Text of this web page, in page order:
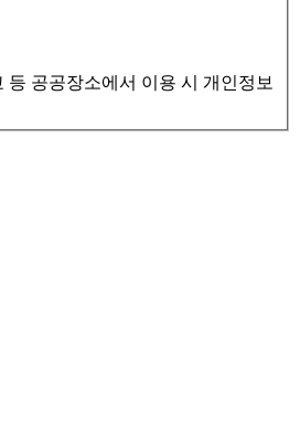
공공장소에서 이용 시 개인정보